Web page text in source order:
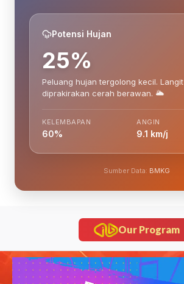
Potensi Hujan
25%
Peluang hujan tergolong kecil. Langit
diprakirakan cerah berawan. 🌥️
KELEMBAPAN
60%
ANGIN
9.1 km/j
Sumber Data: BMKG
Our Program